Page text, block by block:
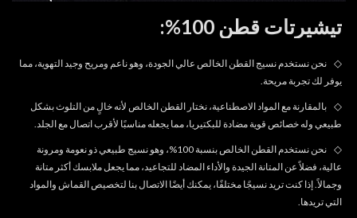
تيشيرتات قطن 100%:
◇
نحن نستخدم نسيج القطن الخالص عالي الجودة، وهو ناعم ومريح وجيد التهوية، مما
يوفر لك تجربة مريحة.
◇
بالمقارنة مع المواد الاصطناعية، نختار القطن الخالص لأنه خالٍ من التلوث بشكل
طبيعي وله خصائص قوية مضادة للبكتيريا، مما يجعله مناسبًا لأقرب اتصال مع الجلد.
◇
نحن نستخدم القطن الخالص بنسبة 100%، وهو نسيج طبيعي ذو نعومة ومرونة
عالية، فضلاً عن المتانة الجيدة والأداء المضاد للتجاعيد، مما يجعل ملابسك أكثر متانة
وجمالاً. إذا كنت تريد نسيجًا مختلفًا، يمكنك أيضًا الاتصال بنا لتخصيص القماش والمواد
التي تريدها.